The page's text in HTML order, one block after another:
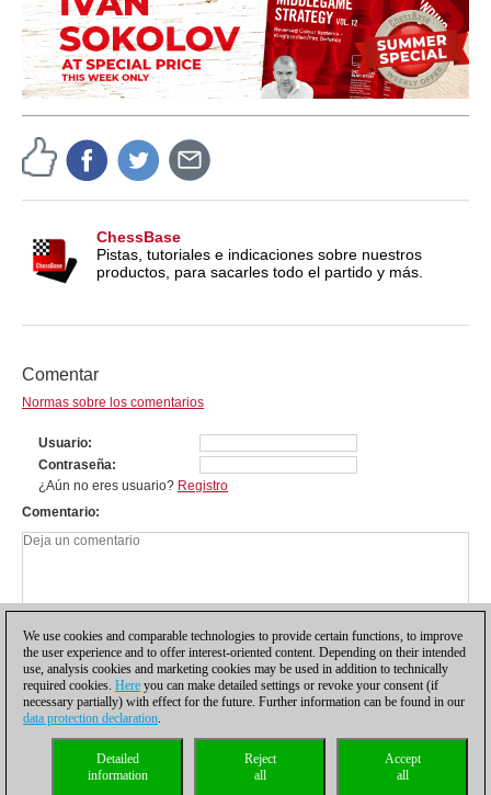
ChessBase
Pistas, tutoriales e indicaciones sobre nuestros
productos, para sacarles todo el partido y más.
Comentar
Normas sobre los comentarios
Usuario
Contraseña
¿Aún no eres usuario? Registro
Comentario
Política de privacidad |Para contactar Cookies Management
Licencias
Compliance Hotline
We use cookies and comparable technologies to provide certain functions, to improve
the user experience and to offer interest-oriented content. Depending on their intended
use, analysis cookies and marketing cookies may be used in addition to technically
required cookies. Here you can make detailed settings or revoke your consent (if
necessary partially) with effect for the future. Further information can be found in our
data protection declaration.
Accept
all
Reject
all
Detailed
information